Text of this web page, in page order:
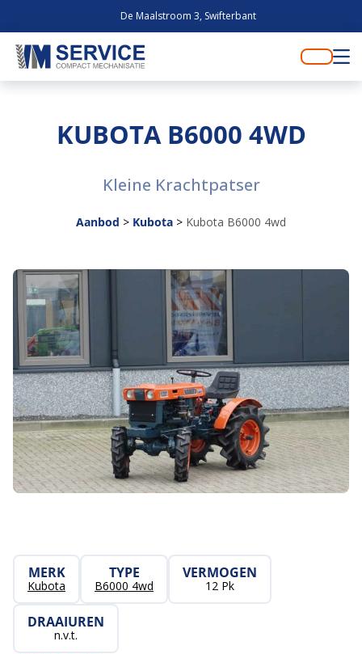
De Maalstroom 3, Swifterbant
KUBOTA B6000 4WD
Kleine Krachtpatser
Aanbod > Kubota > Kubota B6000 4wd
MERK
Kubota
TYPE
B6000 4wd
VERMOGEN
12 Pk
DRAAIUREN
n.v.t.